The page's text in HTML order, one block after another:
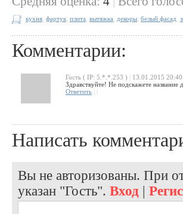
кухня фартук плита вытяжка декоры белый фасад
Комментарии:
Гость ( IP: 5.*.*.253 )
13.01.2015 20:40
Здравствуйте! Не подскажете название
Ответить
Написать
Вы не авторизованы. При
указан "Гость". Вход |